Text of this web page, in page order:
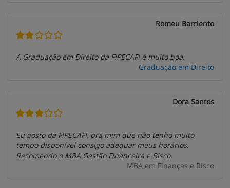
Romeu Barriento
A Graduação em Direito da FIPECAFI é muito boa.
Graduação em Direito
Dora Santos
Eu gosto da FIPECAFI, pra mim que não tenho muito
tempo disponível consigo adequar meus horários.
Recomendo o MBA Gestão Financeira e Risco.
MBA em Finanças e Risco